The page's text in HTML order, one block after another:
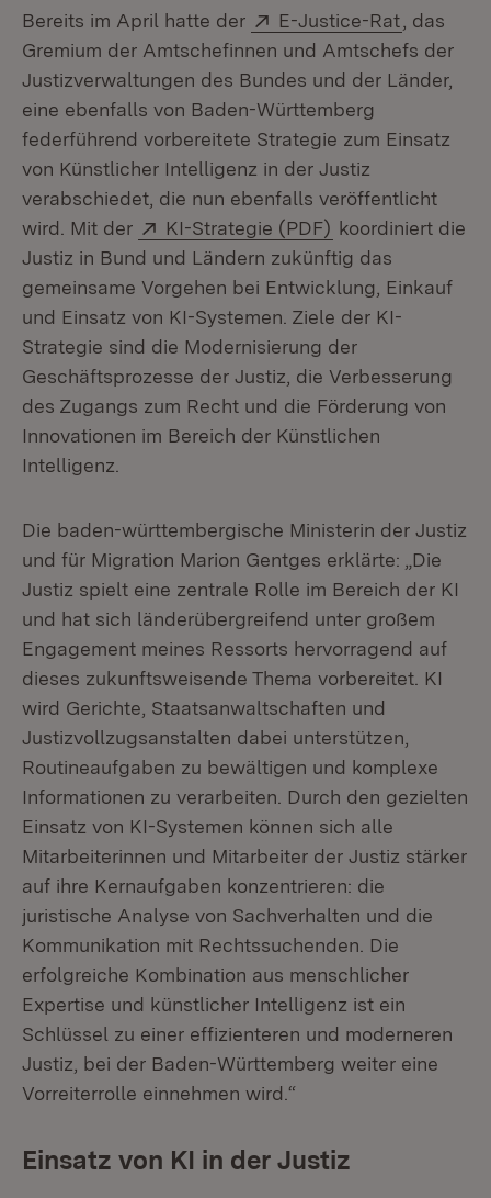
Bereits im April hatte der Extern:
E-Justice-Rat (Öffnet
, das
Gremium der Amtschefinnen und Amtschefs der
Justizverwaltungen des Bundes und der Länder,
eine ebenfalls von Baden-Württemberg
federführend vorbereitete Strategie zum Einsatz
von Künstlicher Intelligenz in der Justiz
verabschiedet, die nun ebenfalls veröffentlicht
wird. Mit der
Extern:
KI-Strategie (PDF) (Öffnet in neuem
koordiniert die
Justiz in Bund und Ländern zukünftig das
gemeinsame Vorgehen bei Entwicklung, Einkauf
und Einsatz von KI-Systemen. Ziele der KI-
Strategie sind die Modernisierung der
Geschäftsprozesse der Justiz, die Verbesserung
des Zugangs zum Recht und die Förderung von
Innovationen im Bereich der Künstlichen
Intelligenz.
Die baden-württembergische Ministerin der Justiz
und für Migration Marion Gentges erklärte: „Die
Justiz spielt eine zentrale Rolle im Bereich der KI
und hat sich länderübergreifend unter großem
Engagement meines Ressorts hervorragend auf
dieses zukunftsweisende Thema vorbereitet. KI
wird Gerichte, Staatsanwaltschaften und
Justizvollzugsanstalten dabei unterstützen,
Routineaufgaben zu bewältigen und komplexe
Informationen zu verarbeiten. Durch den gezielten
Einsatz von KI-Systemen können sich alle
Mitarbeiterinnen und Mitarbeiter der Justiz stärker
auf ihre Kernaufgaben konzentrieren: die
juristische Analyse von Sachverhalten und die
Kommunikation mit Rechtssuchenden. Die
erfolgreiche Kombination aus menschlicher
Expertise und künstlicher Intelligenz ist ein
Schlüssel zu einer effizienteren und moderneren
Justiz, bei der Baden-Württemberg weiter eine
Vorreiterrolle einnehmen wird.“
Einsatz von KI in der Justiz